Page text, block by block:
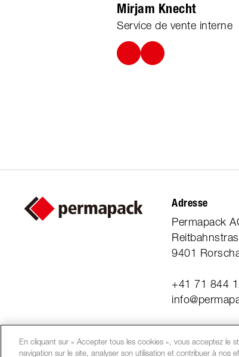
Mirjam Knecht
Service de vente interne
Adresse
Permapack
9401
+41 71 844
En cliquant sur « Accepter tous les cookies », vous acceptez le
navigation sur le site, analyser son utilisation et contribuer à nos